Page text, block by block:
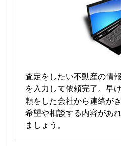
査定をしたい不動産の情
を入力して依頼完了。早
頼をした会社から連絡がき
希望や相談する内容があ
ましょう。